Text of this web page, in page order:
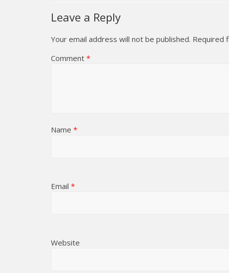
Leave a Reply
Your email address will not be published. Required
Comment *
Name *
Email *
Website